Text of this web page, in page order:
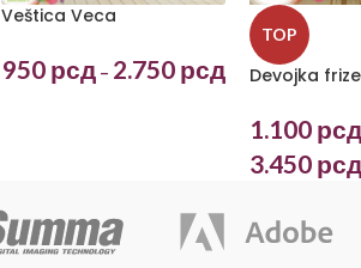
Veštica Veca
950 рсд – 2.750 рсд
TOP
Devojka
1.100 рсд
3.450 рсд